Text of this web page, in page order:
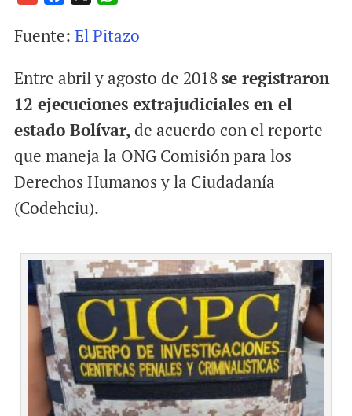
a
l
c
b
k
a
s
p
Fuente: El Pitazo
Entre abril y agosto de 2018se registraron
12 ejecuciones extrajudiciales en el
estado Bolívar, de acuerdo con el reporte
que maneja la ONG Comisión para los
Derechos Humanos y la Ciudadanía
(Codehciu).